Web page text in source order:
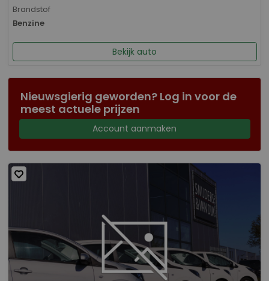
Brandstof
Benzine
Bekijk auto
Nieuwsgierig geworden? Log in voor de
meest actuele prijzen
Account aanmaken